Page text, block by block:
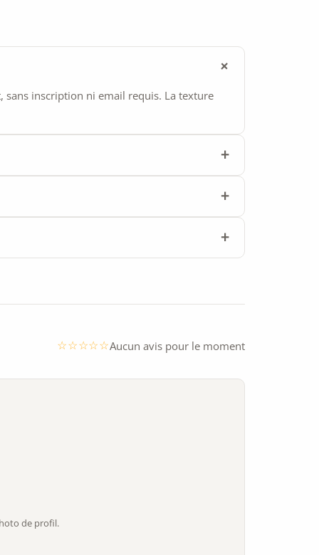
sans inscription ni email requis. La texture
Aucun avis pour le moment
de profil.